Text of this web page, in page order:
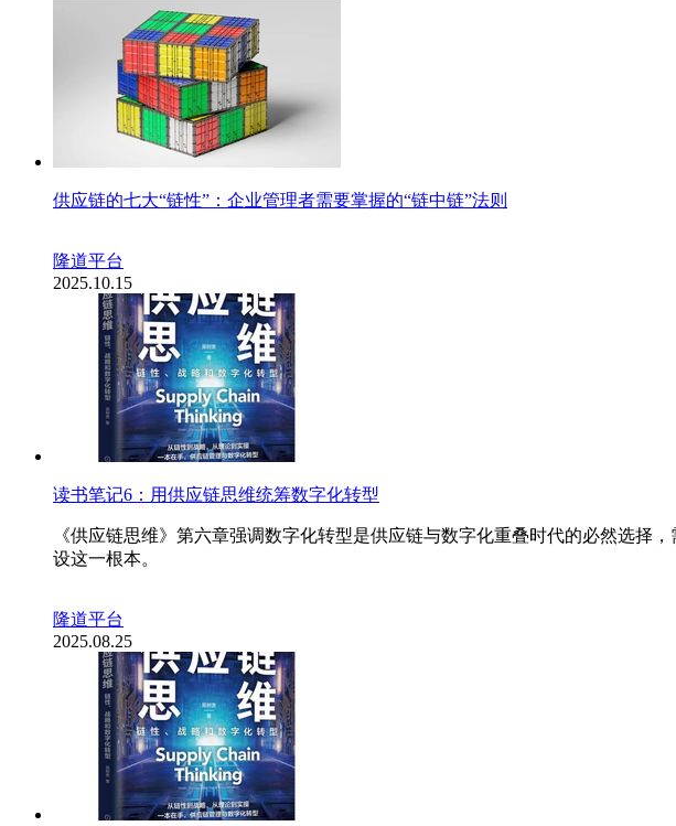
供应链的七大“链性”：企业管理者需要掌握的“链中链”法则
隆道平台
2025.10.15
读书笔记6：用供应链思维统筹数字化转型
《供应链思维》第六章强调数字化转型是供应链与数字化重叠时代的必然选择
设这一根本。
隆道平台
2025.08.25